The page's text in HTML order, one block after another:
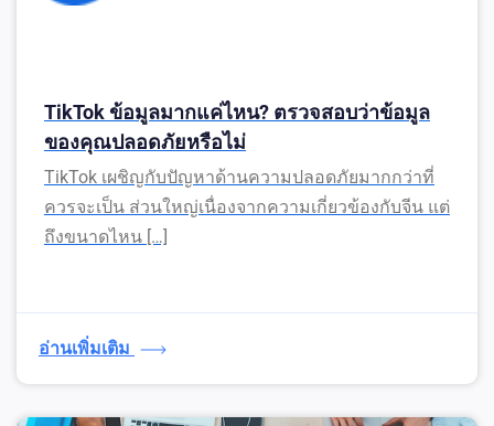
TikTok ข้อมูลมากแค่ไหน? ตรวจสอบว่าข้อมูล
ของคุณปลอดภัยหรือไม่
TikTok เผชิญกับปัญหาด้านความปลอดภัยมากกว่าที่
ควรจะเป็น ส่วนใหญ่เนื่องจากความเกี่ยวข้องกับจีน แต่
ถึงขนาดไหน […]
อ่านเพิ่มเติม